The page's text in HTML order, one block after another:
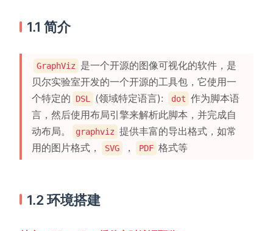
1.1 简介
GraphViz
是一个开源的图像可视化的软件，是
贝尔实验室开发的一个开源的工具包，它使用一
个特定的
DSL (领域特定语言): dot 作为脚本语
言，然后使用布局引擎来解析此脚本，并完成自
动布局。
graphviz 提供丰富的导出格式，如常
用的图片格式，
SVG ， PDF 格式等
1.2 环境搭建